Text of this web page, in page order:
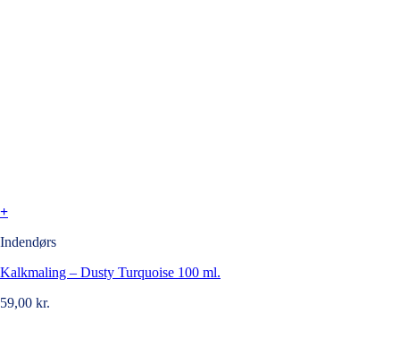
+
Indendørs
Kalkmaling – Dusty Turquoise 100 ml.
59,00 kr.